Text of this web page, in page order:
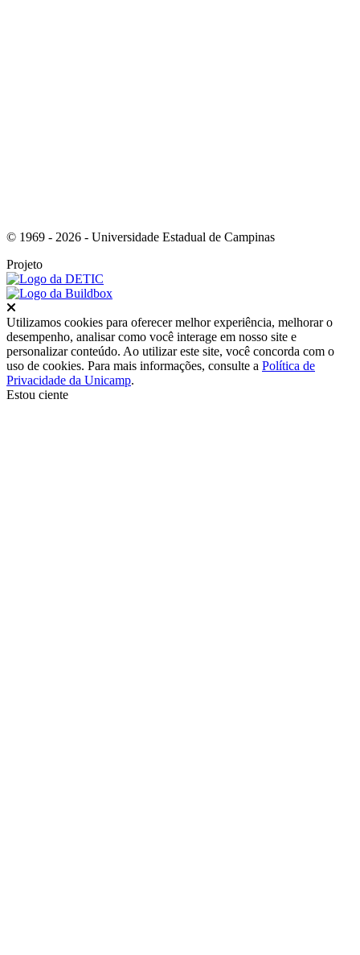
© 1969 - 2026 - Universidade Estadual de Campinas
Projeto
Utilizamos cookies para oferecer melhor experiência, melhorar o
desempenho, analisar como você interage em nosso site e
personalizar conteúdo. Ao utilizar este site, você concorda com o
uso de cookies. Para mais informações, consulte a Política de
Privacidade da Unicamp.
Estou ciente